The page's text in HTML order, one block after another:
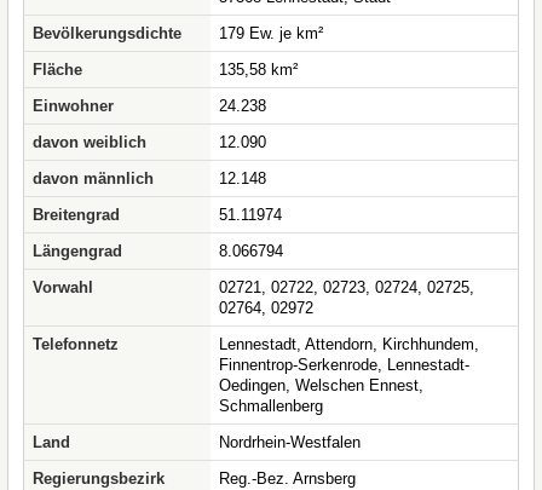
Bevölkerungsdichte
179 Ew. je km²
Fläche
135,58 km²
Einwohner
24.238
davon weiblich
12.090
davon männlich
12.148
Breitengrad
51.11974
Längengrad
8.066794
Vorwahl
02721, 02722, 02723, 02724, 02725,
02764, 02972
Telefonnetz
Lennestadt, Attendorn, Kirchhundem,
Finnentrop-Serkenrode, Lennestadt-
Oedingen, Welschen Ennest,
Schmallenberg
Land
Nordrhein-Westfalen
Regierungsbezirk
Reg.-Bez. Arnsberg